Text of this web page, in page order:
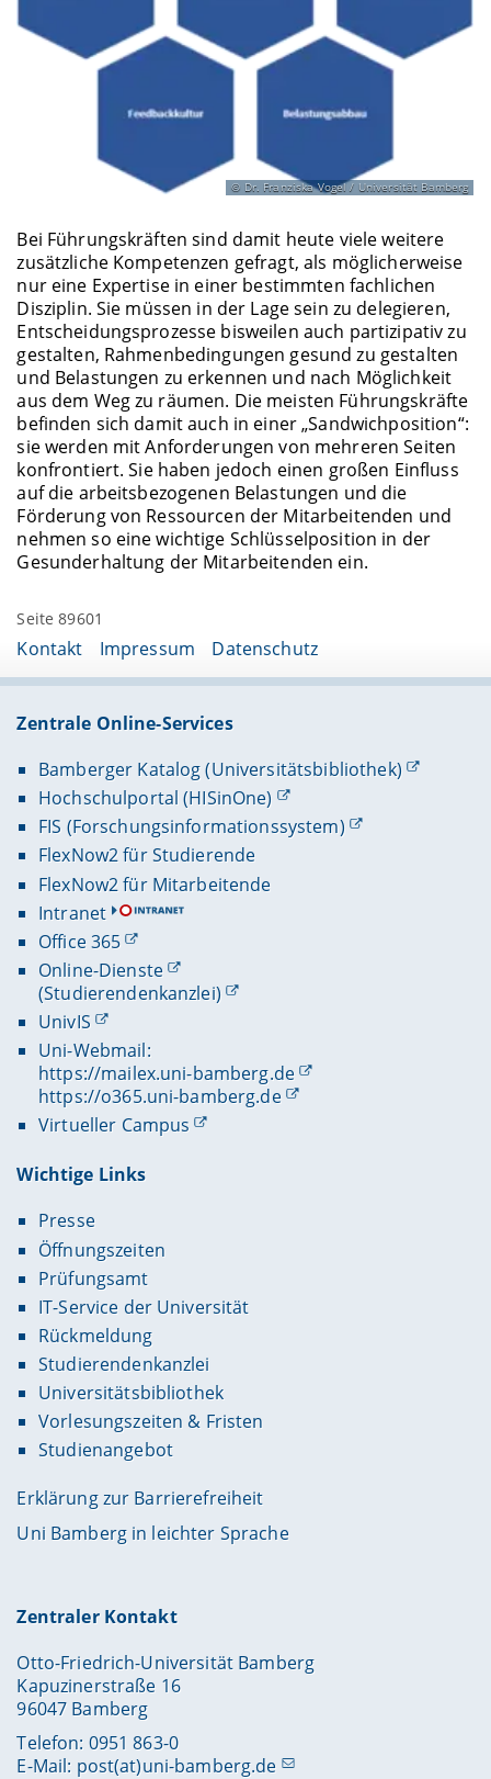
Dr. Franziska Vogel / Universität Bamberg
Bei Führungskräften sind damit heute viele weitere
zusätzliche Kompetenzen gefragt, als möglicherweise
nur eine Expertise in einer bestimmten fachlichen
Disziplin. Sie müssen in der Lage sein zu delegieren,
Entscheidungsprozesse bisweilen auch partizipativ zu
gestalten, Rahmenbedingungen gesund zu gestalten
und Belastungen zu erkennen und nach Möglichkeit
aus dem Weg zu räumen. Die meisten Führungskräfte
befinden sich damit auch in einer „Sandwichposition“:
sie werden mit Anforderungen von mehreren Seiten
konfrontiert. Sie haben jedoch einen großen Einfluss
auf die arbeitsbezogenen Belastungen und die
Förderung von Ressourcen der Mitarbeitenden und
nehmen so eine wichtige Schlüsselposition in der
Gesunderhaltung der Mitarbeitenden ein.
Seite 89601
Kontakt Impressum Datenschutz
Zentrale Online-Services
Bamberger Katalog (Universitätsbibliothek)
Hochschulportal (HISinOne)
FIS (Forschungsinformationssystem)
FlexNow2 für Studierende
FlexNow2 für Mitarbeitende
Intranet
Office 365
Online-Dienste
(Studierendenkanzlei)
UnivIS
Uni-Webmail:
https://mailex.uni-bamberg.de
https://o365.uni-bamberg.de
Virtueller Campus
Wichtige Links
Presse
Öffnungszeiten
Prüfungsamt
IT-Service der Universität
Rückmeldung
Studierendenkanzlei
Universitätsbibliothek
Vorlesungszeiten & Fristen
Studienangebot
Erklärung zur Barrierefreiheit
Uni Bamberg in leichter Sprache
Zentraler Kontakt
Otto-Friedrich-Universität Bamberg
Kapuzinerstraße 16
96047 Bamberg
Telefon: 0951 863-0
E-Mail: post(at)uni-bamberg.de